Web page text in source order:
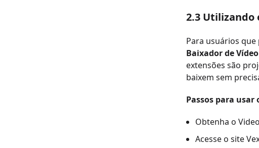
2.3 Utilizando
Para usuários
Baixador de
extensões são
baixem sem
Passos para
Obtenha o
Acesse o site